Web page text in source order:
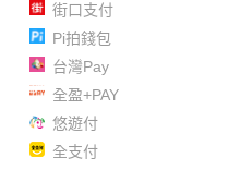
街口支付
Pi拍錢包
台灣Pay
全盈+PAY
悠遊付
全支付